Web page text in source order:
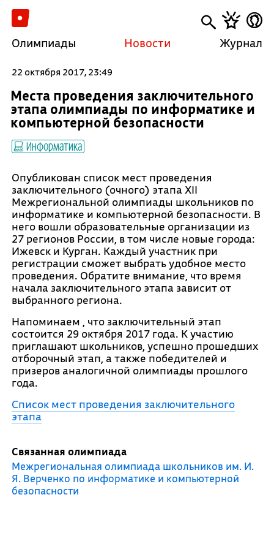
Олимпиады Новости Журнал
22 октября 2017, 23:49
Места проведения заключительного
этапа олимпиады по информатике и
компьютерной безопасности
Информатика
Опубликован список мест проведения
заключительного (очного) этапа XII
Межрегиональной олимпиады школьников по
информатике и компьютерной безопасности. В
него вошли образовательные организации из
27 регионов России, в том числе новые города:
Ижевск и Курган. Каждый участник при
регистрации сможет выбрать удобное место
проведения. Обратите внимание, что время
начала заключительного этапа зависит от
выбранного региона.
Напоминаем , что заключительный этап
состоится 29 октября 2017 года. К участию
приглашают школьников, успешно прошедших
отборочный этап, а также победителей и
призеров аналогичной олимпиады прошлого
года.
Список мест проведения заключительного
этапа
Связанная олимпиада
Межрегиональная олимпиада школьников им. И.
Я. Верченко по информатике и компьютерной
безопасности